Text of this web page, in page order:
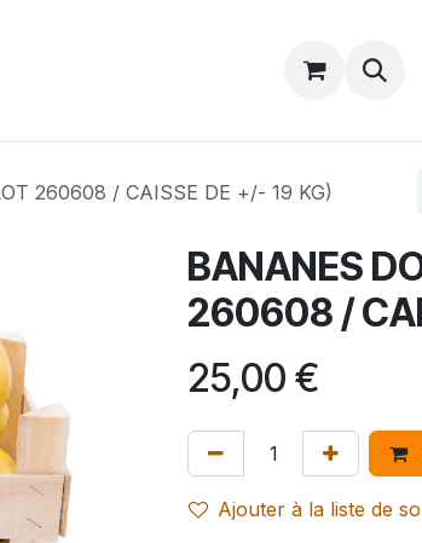
Contactez-nous
260608 / CAISSE DE +/- 19 KG)
BANANES
260608 /
25,00 €
Ajouter à la liste de